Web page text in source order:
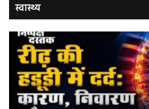
स्वास्थ्य